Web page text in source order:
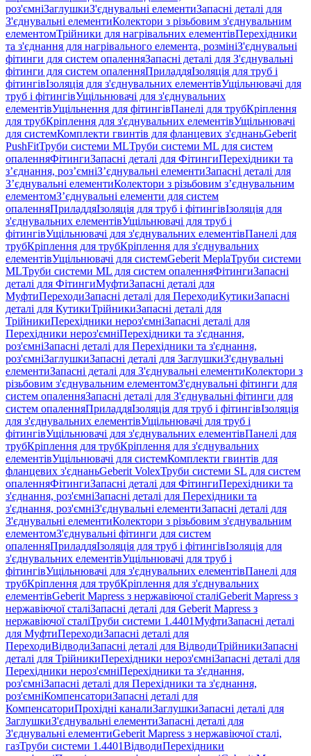
роз'ємніЗаглушкиЗ'єднувальні елементиЗапасні деталі для
З'єднувальні елементиКолектори з різьбовим з'єднувальним
елементомТрійники для нагрівальних елементівПерехідники
та з'єднання для нагрівального елемента, розмініЗ'єднувальні
фітинги для систем опаленняЗапасні деталі для З'єднувальні
фітинги для систем опаленняПриладдяІзоляція для труб і
фітингівІзоляція для з'єднувальних елементівУщільнювачі для
труб і фітингівУщільнювачі для з'єднувальних
елементівУщільнення для фітингівПанелі для трубКріплення
для трубКріплення для з'єднувальних елементівУщільнювачі
для системКомплекти гвинтів для фланцевих з'єднаньGeberit
PushFitТруби системи MLТруби системи ML для систем
опаленняФітингиЗапасні деталі для ФітингиПерехідники та
з’єднання, роз’ємніЗ’єднувальні елементиЗапасні деталі для
З’єднувальні елементиКолектори з різьбовим з’єднувальним
елементомЗ’єднувальні елементи для систем
опаленняПриладдяІзоляція для труб і фітингівІзоляція для
з'єднувальних елементівУщільнювачі для труб і
фітингівУщільнювачі для з'єднувальних елементівПанелі для
трубКріплення для трубКріплення для з'єднувальних
елементівУщільнювачі для системGeberit MeplaТруби системи
MLТруби системи ML для систем опаленняФітингиЗапасні
деталі для ФітингиМуфтиЗапасні деталі для
МуфтиПереходиЗапасні деталі для ПереходиКутикиЗапасні
деталі для КутикиТрійникиЗапасні деталі для
ТрійникиПерехідники нероз'ємніЗапасні деталі для
Перехідники нероз'ємніПерехідники та з'єднання,
роз'ємніЗапасні деталі для Перехідники та з'єднання,
роз'ємніЗаглушкиЗапасні деталі для ЗаглушкиЗ'єднувальні
елементиЗапасні деталі для З'єднувальні елементиКолектори з
різьбовим з'єднувальним елементомЗ'єднувальні фітинги для
систем опаленняЗапасні деталі для З'єднувальні фітинги для
систем опаленняПриладдяІзоляція для труб і фітингівІзоляція
для з'єднувальних елементівУщільнювачі для труб і
фітингівУщільнювачі для з'єднувальних елементівПанелі для
трубКріплення для трубКріплення для з'єднувальних
елементівУщільнювачі для системКомплекти гвинтів для
фланцевих з'єднаньGeberit VolexТруби системи SL для систем
опаленняФітингиЗапасні деталі для ФітингиПерехідники та
з'єднання, роз'ємніЗапасні деталі для Перехідники та
з'єднання, роз'ємніЗ'єднувальні елементиЗапасні деталі для
З'єднувальні елементиКолектори з різьбовим з'єднувальним
елементомЗ'єднувальні фітинги для систем
опаленняПриладдяІзоляція для труб і фітингівІзоляція для
з'єднувальних елементівУщільнювачі для труб і
фітингівУщільнювачі для з'єднувальних елементівПанелі для
трубКріплення для трубКріплення для з'єднувальних
елементівGeberit Mapress з нержавіючої сталіGeberit Mapress з
нержавіючої сталіЗапасні деталі для Geberit Mapress з
нержавіючої сталіТруби системи 1.4401МуфтиЗапасні деталі
для МуфтиПереходиЗапасні деталі для
ПереходиВідводиЗапасні деталі для ВідводиТрійникиЗапасні
деталі для ТрійникиПерехідники нероз'ємніЗапасні деталі для
Перехідники нероз'ємніПерехідники та з'єднання,
роз'ємніЗапасні деталі для Перехідники та з'єднання,
роз'ємніКомпенсаториЗапасні деталі для
КомпенсаториПрохідні каналиЗаглушкиЗапасні деталі для
ЗаглушкиЗ'єднувальні елементиЗапасні деталі для
З'єднувальні елементиGeberit Mapress з нержавіючої сталі,
газТруби системи 1.4401ВідводиПерехідники